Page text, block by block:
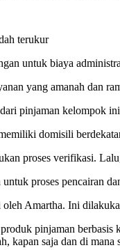
terukur
untuk biaya
yang amanah dan
pinjaman kelompok
domisili
proses verifikasi.
proses pencairan
Amartha. Ini
pinjaman berbasis
kapan saja dan di mana